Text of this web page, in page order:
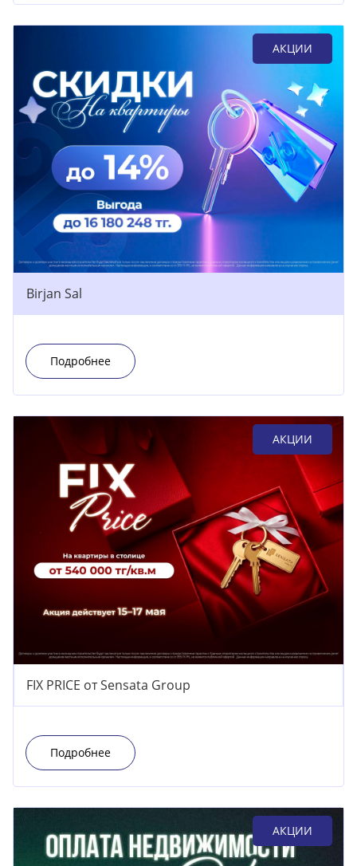
АКЦИИ
Birjan Sal
Подробнее
АКЦИИ
FIX PRICE от Sensata Group
Подробнее
АКЦИИ